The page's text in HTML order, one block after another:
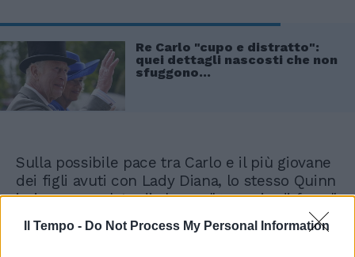
Il Tempo - Do Not Process My Personal Information
Re Carlo "cupo e distratto":
quei dettagli nascosti che non
sfuggono...
Sulla possibile pace tra Carlo e il più giovane
dei figli avuti con Lady Diana, lo stesso Quinn
ieri aveva parlato di alcune "garanzie di ferro"
che il principe Harry dovrebbe offrire al
padre prima di poter di nuovo essere